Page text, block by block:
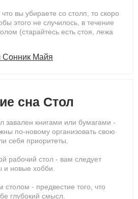
вы убираете со столп, то скоро
этого не случилось, в течение
(старайтесь есть стоя, лежа
Сонник Майя
сна Стол
завален книгами или бумагами -
по-новому организовать свою
себя приоритеты.
рабочий стол - вам следует
и новые хобби.
- предвестие того, что
глубокий смысл.